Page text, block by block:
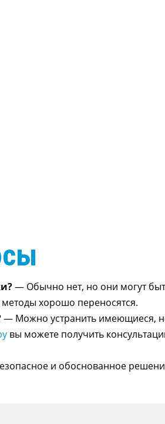
— Обычно нет, но они могут
хорошо переносятся.
— Можно устранить имеющиеся,
вы можете получить
и обоснованное